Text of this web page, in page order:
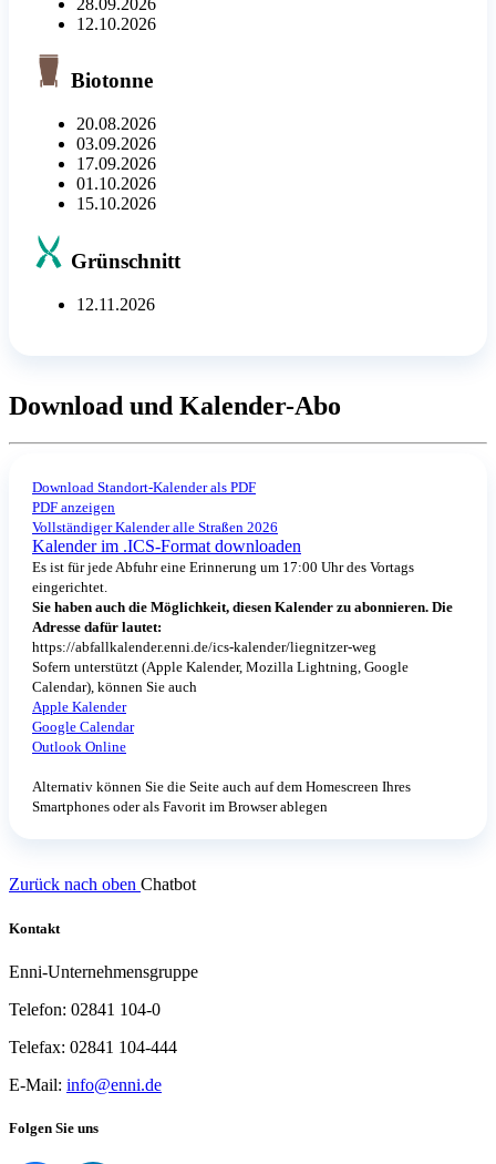
12.10.2026
Biotonne
20.08.2026
03.09.2026
17.09.2026
01.10.2026
15.10.2026
Grünschnitt
12.11.2026
Download und Kalender-Abo
Download Standort-Kalender als PDF
PDF anzeigen
Vollständiger Kalender alle Straßen 2026
Kalender im .ICS-Format downloaden
Es ist für jede Abfuhr eine Erinnerung um 17:00 Uhr des Vortags
eingerichtet.
Sie haben auch die Möglichkeit, diesen Kalender zu abonnieren. Die
Adresse dafür lautet:
https://abfallkalender.enni.de/ics-kalender/liegnitzer-weg
Sofern unterstützt (Apple Kalender, Mozilla Lightning, Google
Calendar), können Sie auch
Apple Kalender
Google Calendar
Outlook Online
Alternativ können Sie die Seite auch auf dem Homescreen Ihres
Smartphones oder als Favorit im Browser ablegen
Zurück nach oben Chatbot
Kontakt
Enni-Unternehmensgruppe
Telefon: 02841 104-0
Telefax: 02841 104-444
E-Mail: info@enni.de
Folgen Sie uns